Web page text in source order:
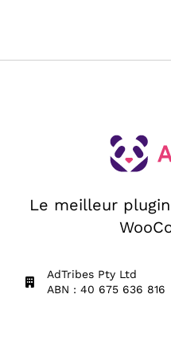
Le meilleur
AdTribes Pty Ltd
ABN : 40 675 636 816